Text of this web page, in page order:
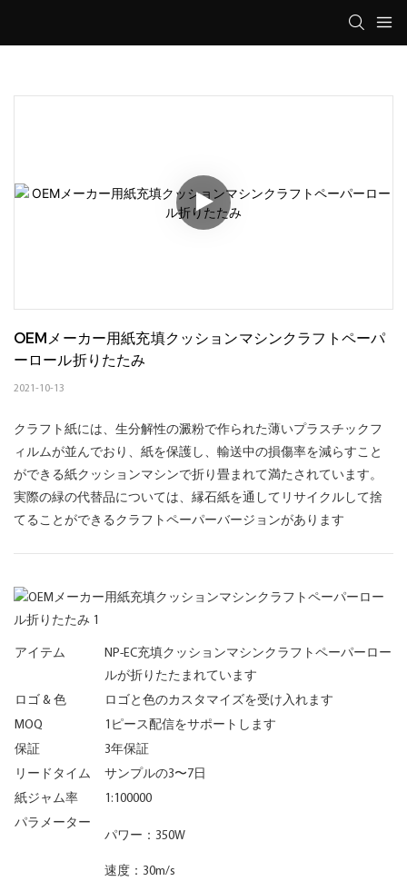
OEMメーカー用紙充填クッションマシンクラフトペーパ
ーロール折りたたみ
2021-10-13
クラフト紙には、生分解性の澱粉で作られた薄いプラスチックフ
ィルムが並んでおり、紙を保護し、輸送中の損傷率を減らすこと
ができる紙クッションマシンで折り畳まれて満たされています。
実際の緑の代替品については、縁石紙を通してリサイクルして捨
てることができるクラフトペーパーバージョンがあります
アイテム
NP-EC充填クッションマシンクラフトペーパーロー
ルが折りたたまれています
ロゴ & 色
ロゴと色のカスタマイズを受け入れます
MOQ
1ピース配信をサポートします
保証
3年保証
リードタイム
サンプルの3〜7日
紙ジャム率
1:100000
パラメーター
パワー：350W
速度：30m/s